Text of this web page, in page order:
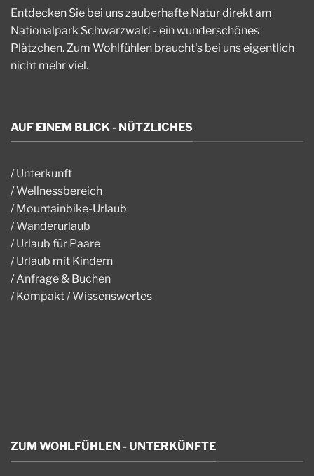
Entdecken Sie bei uns zauberhafte Natur direkt am
Nationalpark Schwarzwald - ein wunderschönes
Plätzchen. Zum Wohlfühlen braucht's bei uns eigentlich
nicht mehr viel.
AUF EINEM BLICK - NÜTZLICHES
/Unterkunft
/Wellnessbereich
/ Mountainbike-Urlaub
/Wanderurlaub
/Urlaub für Paare
/Urlaub mit Kindern
/Anfrage & Buchen
/ Kompakt / Wissenswertes
ZUM WOHLFÜHLEN - UNTERKÜNFTE